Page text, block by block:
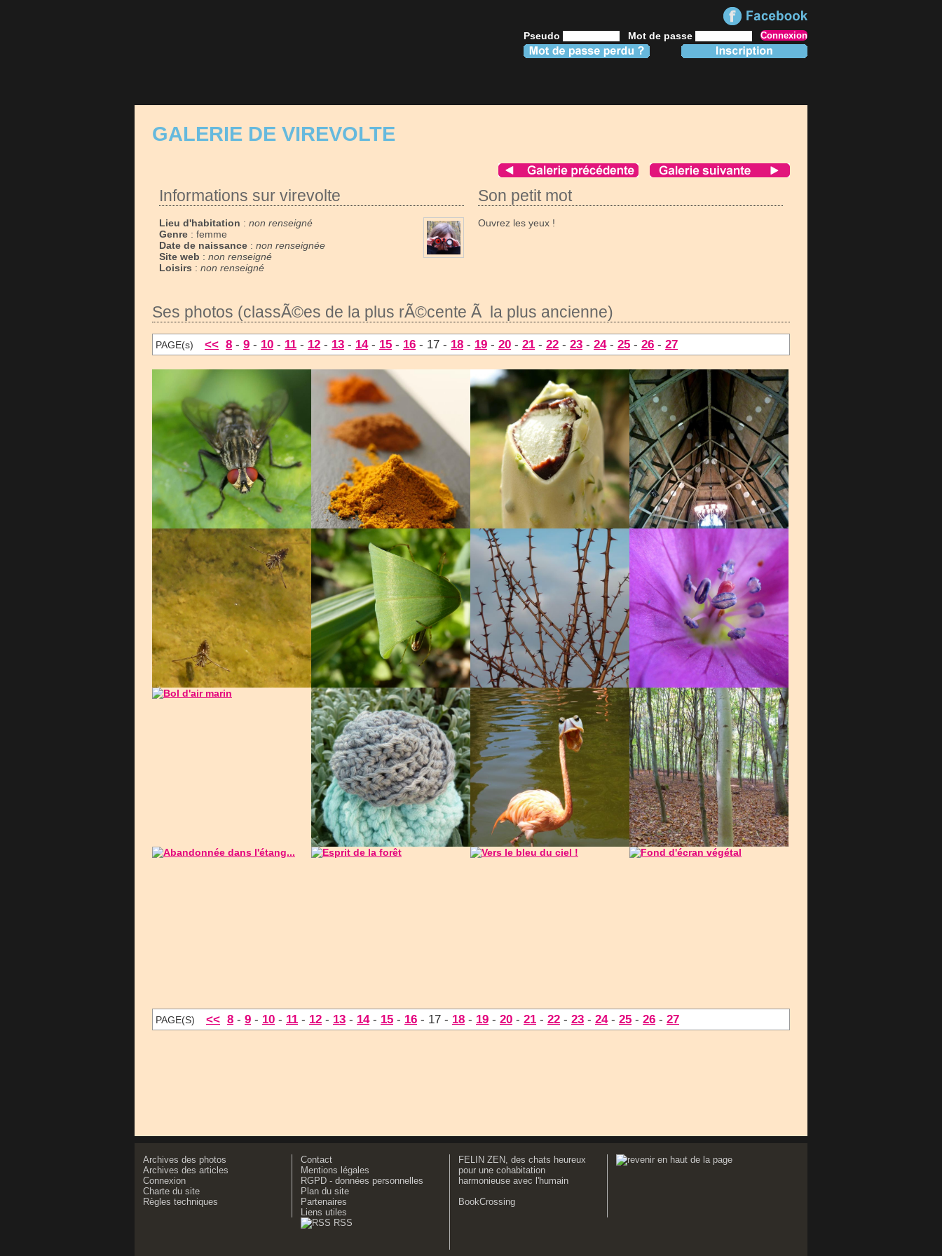
Pseudo Mot de passe
GALERIE DE VIREVOLTE
Informations sur virevolte
Lieu d'habitation : non renseigné
Genre : femme
Date de naissance : non renseignée
Site web : non renseigné
Loisirs : non renseigné
Son petit mot
Ouvrez les yeux !
Ses photos (classÃ©es de la plus rÃ©cente Ã la plus ancienne)
PAGE(s) << 8 - 9 - 10 - 11 - 12 - 13 - 14- 15 - 16 - 17 - 18 - 19 - 20 - 21 - 22 - 23 - 24- 25 - 26 - 27
PAGE(S) << 8 - 9 - 10 - 11 - 12 - 13 - 14- 15 - 16 - 17 - 18 - 19 - 20 - 21 - 22 - 23 - 24- 25 - 26 - 27
Archives des photos
Archives des articles
Connexion
Charte du site
Règles techniques
Contact
Mentions légales
RGPD - données personnelles
Plan du site
Partenaires
Liens utiles
RSS
FELIN ZEN, des chats heureux
pour une cohabitation
harmonieuse avec l'humain
BookCrossing